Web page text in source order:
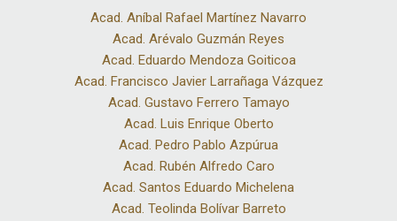
Acad. Aníbal Rafael Martínez Navarro
Acad. Arévalo Guzmán Reyes
Acad. Eduardo Mendoza Goiticoa
Acad. Francisco Javier Larrañaga Vázquez
Acad. Gustavo Ferrero Tamayo
Acad. Luis Enrique Oberto
Acad. Pedro Pablo Azpúrua
Acad. Rubén Alfredo Caro
Acad. Santos Eduardo Michelena
Acad. Teolinda Bolívar Barreto